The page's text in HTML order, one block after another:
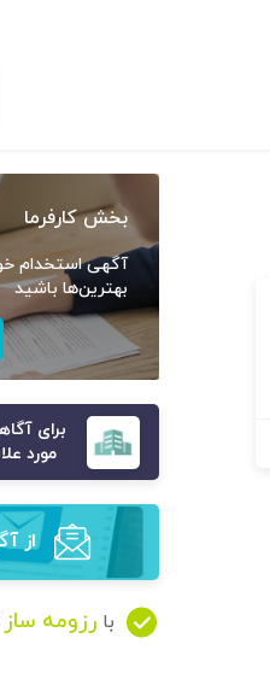
بخش کارفرما
آگهی استخدام
بهترین‌ها باشید
برای
مورد
از
با رزومه ساز